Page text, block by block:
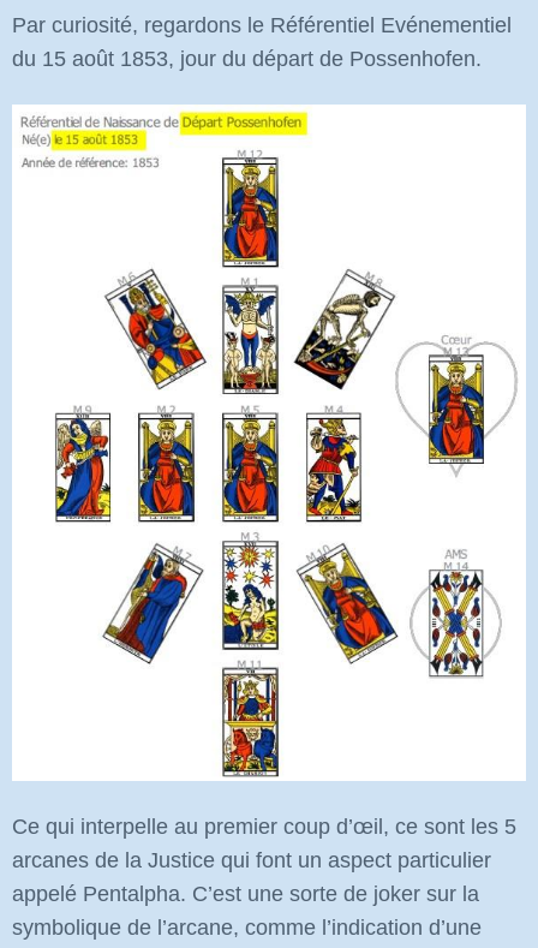
Par curiosité, regardons le Référentiel Evénementiel
du 15 août 1853, jour du départ de Possenhofen.
Ce qui interpelle au premier coup d’œil, ce sont les 5
arcanes de la Justice qui font un aspect particulier
appelé Pentalpha. C’est une sorte de joker sur la
symbolique de l’arcane, comme l’indication d’une